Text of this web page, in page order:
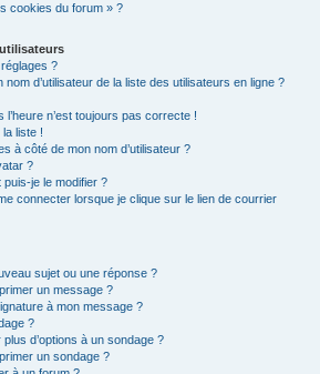
cookies du forum » ?
?
d’utilisateur de la liste des utilisateurs en ligne ?
l’heure n’est toujours pas correcte !
la liste !
à côté de mon nom d’utilisateur ?
?
je le modifier ?
connecter lorsque je clique sur le lien de courrier
sujet ou une réponse ?
un message ?
à mon message ?
?
d’options à un sondage ?
un sondage ?